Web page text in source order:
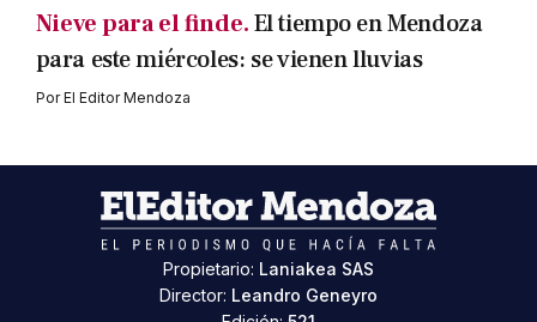
Nieve para el finde.El tiempo en Mendoza
para este miércoles: se vienen lluvias
PorEl Editor Mendoza
Propietario: Laniakea SAS
Director: Leandro Geneyro